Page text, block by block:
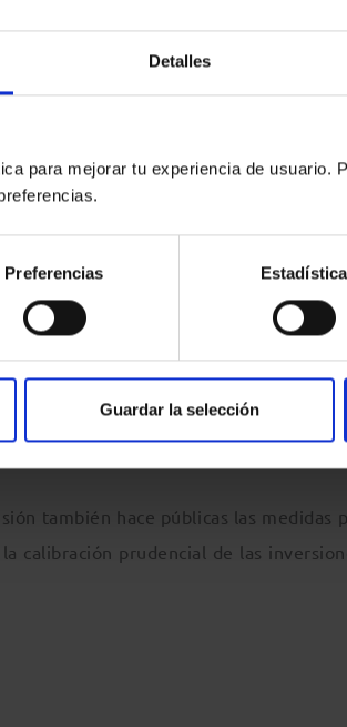
Detalles
para mejorar tu experiencia de usuario.
Preferencias Estadística
Guardar la selección
y generar financiación adicional
los fondos de capital riesgo facilitará
el nuevo régimen del folleto, que
obstante, para que la UMC pueda
del Parlamento Europeo, los
para las nuevas acciones que se
de pensiones individuales
asimismo sus esfuerzos para
de manera que se incremente la
de servicios de inversión, se
también hace públicas las medidas
calibración prudencial de las